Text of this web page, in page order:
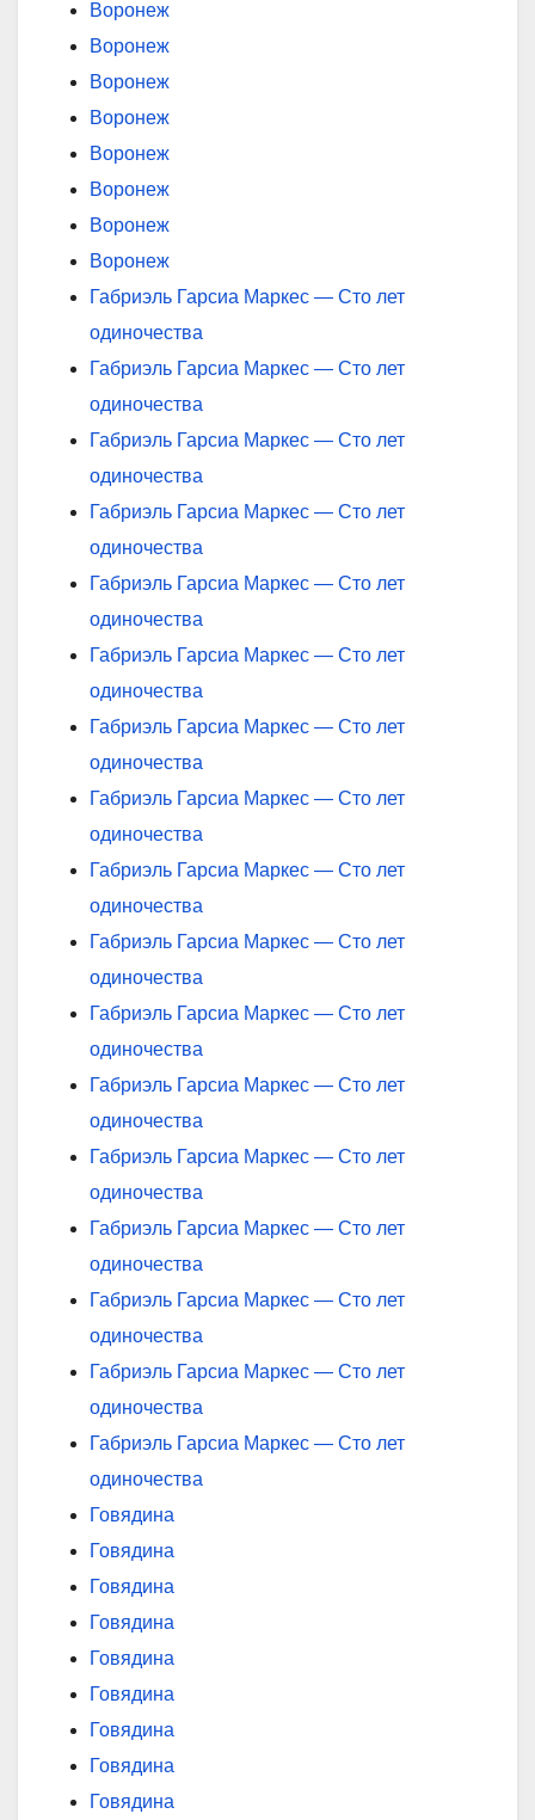
Воронеж
Воронеж
Воронеж
Воронеж
Воронеж
Воронеж
Воронеж
Воронеж
Габриэль Гарсиа Маркес — Сто лет
одиночества
Габриэль Гарсиа Маркес — Сто лет
одиночества
Габриэль Гарсиа Маркес — Сто лет
одиночества
Габриэль Гарсиа Маркес — Сто лет
одиночества
Габриэль Гарсиа Маркес — Сто лет
одиночества
Габриэль Гарсиа Маркес — Сто лет
одиночества
Габриэль Гарсиа Маркес — Сто лет
одиночества
Габриэль Гарсиа Маркес — Сто лет
одиночества
Габриэль Гарсиа Маркес — Сто лет
одиночества
Габриэль Гарсиа Маркес — Сто лет
одиночества
Габриэль Гарсиа Маркес — Сто лет
одиночества
Габриэль Гарсиа Маркес — Сто лет
одиночества
Габриэль Гарсиа Маркес — Сто лет
одиночества
Габриэль Гарсиа Маркес — Сто лет
одиночества
Габриэль Гарсиа Маркес — Сто лет
одиночества
Габриэль Гарсиа Маркес — Сто лет
одиночества
Габриэль Гарсиа Маркес — Сто лет
одиночества
Говядина
Говядина
Говядина
Говядина
Говядина
Говядина
Говядина
Говядина
Говядина